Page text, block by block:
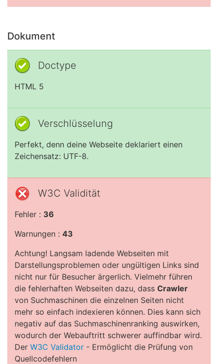
Dokument
Doctype
HTML 5
Verschlüsselung
Perfekt, denn deine Webseite deklariert einen
Zeichensatz: UTF-8.
W3C Validität
Fehler : 36
Warnungen : 43
Achtung! Langsam ladende Webseiten mit
Darstellungsproblemen oder ungültigen Links sind
nicht nur für Besucher ärgerlich. Vielmehr führen
die fehlerhaften Webseiten dazu, dass Crawler
von Suchmaschinen die einzelnen Seiten nicht
mehr so einfach indexieren können. Dies kann sich
negativ auf das Suchmaschinenranking auswirken,
wodurch der Webauftritt schwerer auffindbar wird.
Der W3C Validator - Ermöglicht die Prüfung von
Quellcodefehlern